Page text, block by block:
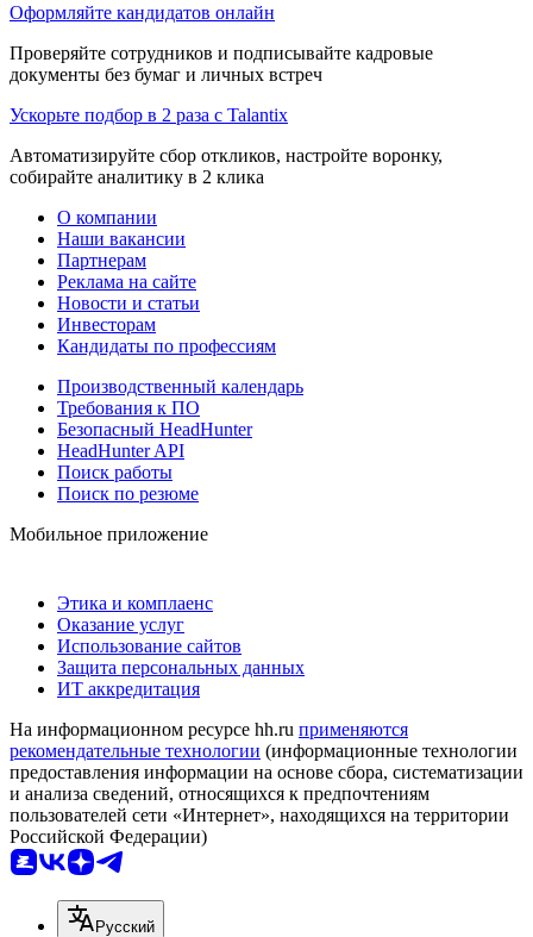
Оформляйте кандидатов онлайн
Проверяйте сотрудников и подписывайте кадровые
документы без бумаг и личных встреч
Ускорьте подбор в 2 раза с Talantix
Автоматизируйте сбор откликов, настройте воронку,
собирайте аналитику в 2 клика
О компании
Наши вакансии
Партнерам
Реклама на сайте
Новости и статьи
Инвесторам
Кандидаты по профессиям
Производственный календарь
Требования к ПО
Безопасный HeadHunter
HeadHunter API
Поиск работы
Поиск по резюме
Мобильное приложение
Этика и комплаенс
Оказание услуг
Использование сайтов
Защита персональных данных
ИТ аккредитация
На информационном ресурсе hh.ru применяются
рекомендательные технологии (информационные технологии
предоставления информации на основе сбора, систематизации
и анализа сведений, относящихся к предпочтениям
пользователей сети «Интернет», находящихся на территории
Российской Федерации)
Русский